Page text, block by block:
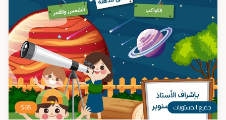
جميع المستويات $65